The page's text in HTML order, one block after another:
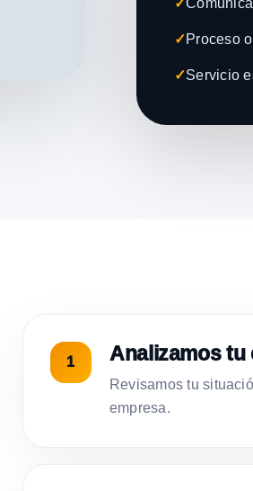
✓
✓Proceso
✓Servicio
Analizamos tu
Revisamos tu
empresa.